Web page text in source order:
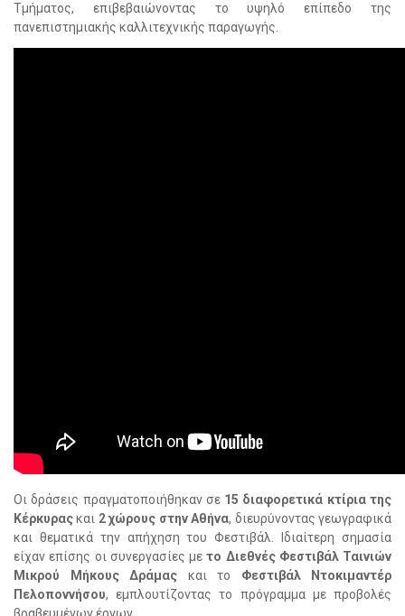
Τμήματος, επιβεβαιώνοντας το υψηλό επίπεδο της
πανεπιστημιακής καλλιτεχνικής παραγωγής.
Οι δράσεις πραγματοποιήθηκαν σε 15 διαφορετικά κτίρια της
Κέρκυραςκαι 2 χώρους στην Αθήνα, διευρύνοντας γεωγραφικά
και θεματικά την απήχηση του Φεστιβάλ. Ιδιαίτερη σημασία
είχαν επίσης οι συνεργασίες μετο Διεθνές Φεστιβάλ Ταινιών
Μικρού Μήκους Δράμας και το Φεστιβάλ Ντοκιμαντέρ
Πελοποννήσου, εμπλουτίζοντας το πρόγραμμα με προβολές